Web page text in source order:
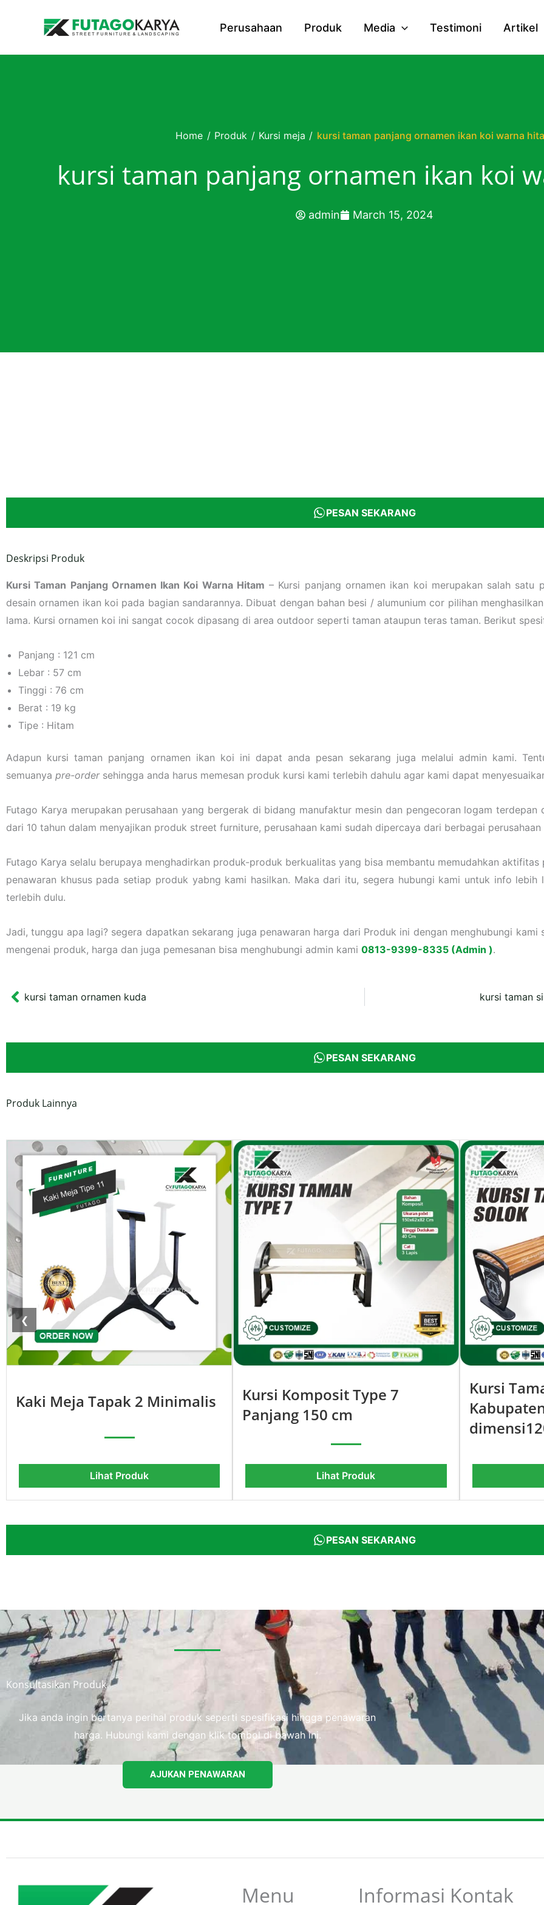
Perusahaan Produk Media Testimoni Artikel
Home / Produk / Kursi meja / kursi taman panjang ornamen ikan koi warna
kursi taman panjang ornamen ikan koi
admin March 15, 2024
PESAN SEKARANG
Deskripsi Produk
Kursi Taman Panjang Ornamen Ikan Koi Warna Hitam – Kursi panjang ornamen ikan koi merupakan salah
desain ornamen ikan koi pada bagian sandarannya. Dibuat dengan bahan besi / alumunium cor pilihan
lama. Kursi ornamen koi ini sangat cocok dipasang di area outdoor seperti taman ataupun teras taman. Berikut
Panjang : 121 cm
Lebar : 57 cm
Tinggi : 76 cm
Berat : 19 kg
Tipe : Hitam
Adapun kursi taman panjang ornamen ikan koi ini dapat anda pesan sekarang juga melalui admin kami.
semuanya pre-ordersehingga anda harus memesan produk kursi kami terlebih dahulu agar kami dapat
Futago Karya merupakan perusahaan yang bergerak di bidang manufaktur mesin dan pengecoran logam terdepan
dari 10 tahun dalam menyajikan produk street furniture, perusahaan kami sudah dipercaya dari berbagai
Futago Karya selalu berupaya menghadirkan produk-produk berkualitas yang bisa membantu memudahkan aktifitas
penawaran khusus pada setiap produk yabng kami hasilkan. Maka dari itu, segera hubungi kami untuk info
terlebih dulu.
Jadi, tunggu apa lagi? segera dapatkan sekarang juga penawaran harga dari Produk ini dengan menghubungi kami
mengenai produk, harga dan juga pemesanan bisa menghubungi admin kami 0813-9399-8335 (Admin ).
Prev
kursi taman ornamen kuda kursi taman
PESAN SEKARANG
Produk Lainnya
❮
Kaki Meja Tapak 2 Minimalis
Lihat Produk
Kursi Komposit Type 7
Panjang 150 cm
Lihat Produk
Kursi
PESAN SEKARANG
Konsultasikan Produk
Jika anda ingin bertanya perihal produk seperti spesifikasi hingga penawaran
harga. Hubungi kami dengan klik tombol di bawah ini.
AJUKAN PENAWARAN
Menu Informasi Kontak